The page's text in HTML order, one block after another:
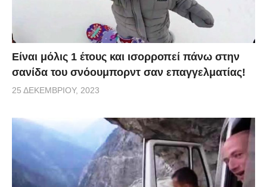
Είναι μόλις 1 έτους και ισορροπεί πάνω στην
σανίδα του σνόουμπορντ σαν επαγγελματίας!
25 ΔΕΚΕΜΒΡΊΟΥ, 2023